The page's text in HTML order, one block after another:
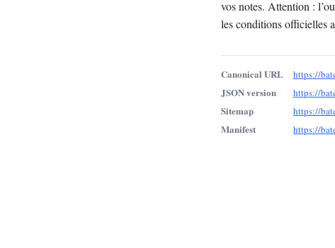
vos notes. Attention :
les conditions officielles
Canonical URL https://
JSON version https://
Sitemap https://
Manifest https://